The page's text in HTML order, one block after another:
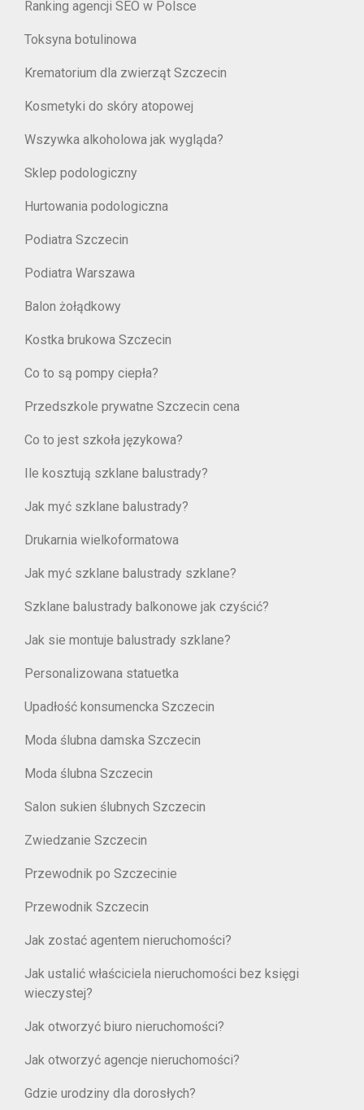
Ranking agencji SEO w Polsce
Toksyna botulinowa
Krematorium dla zwierząt Szczecin
Kosmetyki do skóry atopowej
Wszywka alkoholowa jak wygląda?
Sklep podologiczny
Hurtowania podologiczna
Podiatra Szczecin
Podiatra Warszawa
Balon żołądkowy
Kostka brukowa Szczecin
Co to są pompy ciepła?
Przedszkole prywatne Szczecin cena
Co to jest szkoła językowa?
Ile kosztują szklane balustrady?
Jak myć szklane balustrady?
Drukarnia wielkoformatowa
Jak myć szklane balustrady szklane?
Szklane balustrady balkonowe jak czyścić?
Jak sie montuje balustrady szklane?
Personalizowana statuetka
Upadłość konsumencka Szczecin
Moda ślubna damska Szczecin
Moda ślubna Szczecin
Salon sukien ślubnych Szczecin
Zwiedzanie Szczecin
Przewodnik po Szczecinie
Przewodnik Szczecin
Jak zostać agentem nieruchomości?
Jak ustalić właściciela nieruchomości bez księgi
wieczystej?
Jak otworzyć biuro nieruchomości?
Jak otworzyć agencje nieruchomości?
Gdzie urodziny dla dorosłych?